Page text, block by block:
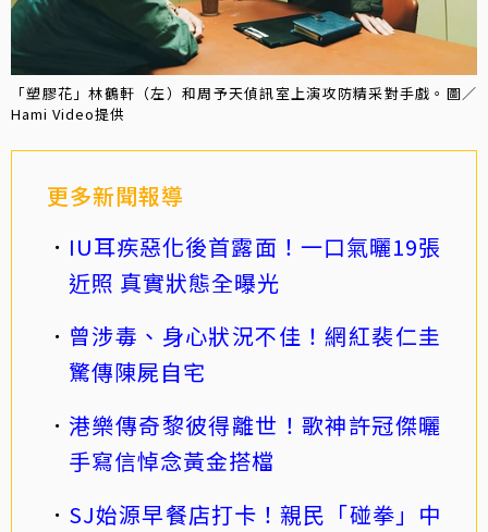
「塑膠花」林鶴軒（左）和周予天偵訊室上演攻防精采對手戲。圖／
Hami Video提供
更多新聞報導
IU耳疾惡化後首露面！一口氣曬19張
近照 真實狀態全曝光
曾涉毒、身心狀況不佳！網紅裴仁圭
驚傳陳屍自宅
港樂傳奇黎彼得離世！歌神許冠傑曬
手寫信悼念黃金搭檔
SJ始源早餐店打卡！親民「碰拳」中